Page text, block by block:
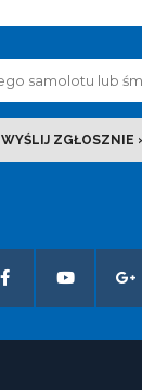
WYŚLIJ ZGŁOSZNIE